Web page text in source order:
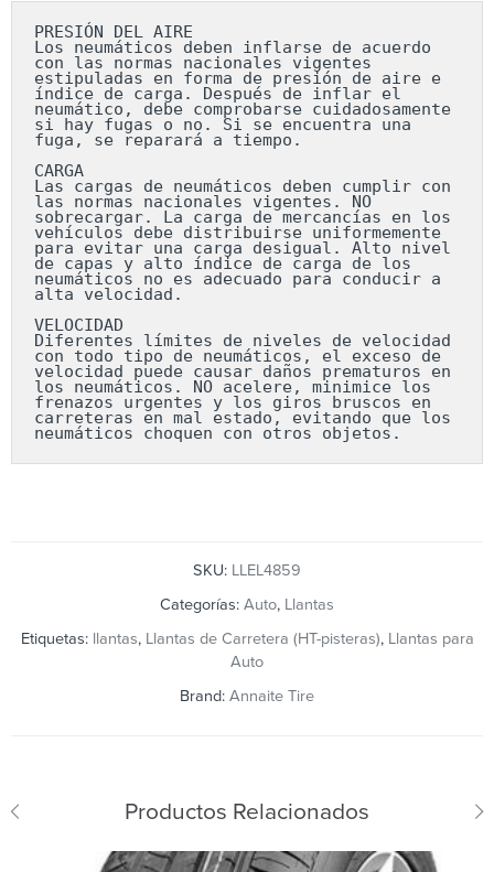
PRESIÓN DEL AIRE
Los neumáticos deben inflarse de acuerdo
con las normas nacionales vigentes
estipuladas en forma de presión de aire e
índice de carga. Después de inflar el
neumático, debe comprobarse cuidadosamente
si hay fugas o no. Si se encuentra una
fuga, se reparará a tiempo.
CARGA
Las cargas de neumáticos deben cumplir con
las normas nacionales vigentes. NO
sobrecargar. La carga de mercancías en los
vehículos debe distribuirse uniformemente
para evitar una carga desigual. Alto nivel
de capas y alto índice de carga de los
neumáticos no es adecuado para conducir a
alta velocidad.
VELOCIDAD
Diferentes límites de niveles de velocidad
con todo tipo de neumáticos, el exceso de
velocidad puede causar daños prematuros en
los neumáticos. NO acelere, minimice los
frenazos urgentes y los giros bruscos en
carreteras en mal estado, evitando que los
neumáticos choquen con otros objetos.
SKU: LLEL4859
Categorías: Auto, Llantas
Etiquetas: llantas, Llantas de Carretera (HT-pisteras), Llantas para
Auto
Brand: Annaite Tire
Productos Relacionados